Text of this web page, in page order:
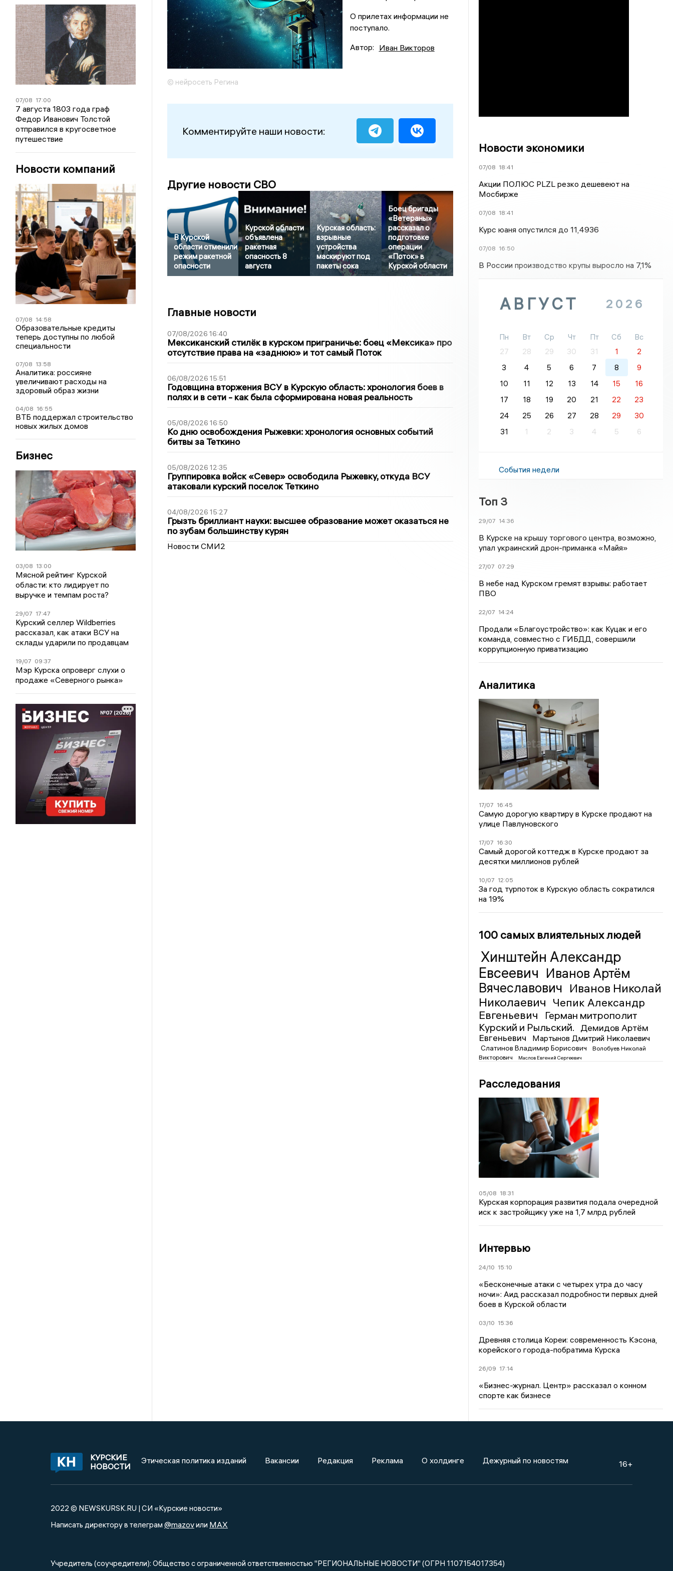
07/08 17:00
7 августа 1803 года граф
Федор Иванович Толстой
отправился в кругосветное
путешествие
Новости компаний
07/08 14:58
Образовательные кредиты
теперь доступны по любой
специальности
07/08 13:58
Аналитика: россияне
увеличивают расходы на
здоровый образ жизни
04/08 16:55
ВТБ поддержал строительство
новых жилых домов
Бизнес
03/08 13:00
Мясной рейтинг Курской
области: кто лидирует по
выручке и темпам роста?
29/07 17:47
Курский селлер Wildberries
рассказал, как атаки ВСУ на
склады ударили по продавцам
19/07 09:37
Мэр Курска опроверг слухи о
продаже «Северного рынка»
© нейросеть Регина
О прилетах информации не
поступало.
Автор: Иван Викторов
Комментируйте наши новости:
Другие новости СВО
В Курской
области отменили
режим ракетной
опасности
Курской области
объявлена
ракетная
опасность 8
августа
Курская область:
взрывные
устройства
маскируют под
пакеты сока
Боец бригады
«Ветераны»
рассказал о
подготовке
операции
«Поток» в
Курской области
Главные новости
07/08/2026 16:40
Мексиканский стилёк в курском приграничье: боец «Мексика» про
отсутствие права на «заднюю» и тот самый Поток
06/08/2026 15:51
Годовщина вторжения ВСУ в Курскую область: хронология боев в
полях и в сети - как была сформирована новая реальность
05/08/2026 16:50
Ко дню освобождения Рыжевки: хронология основных событий
битвы за Теткино
05/08/2026 12:35
Группировка войск «Север» освободила Рыжевку, откуда ВСУ
атаковали курский поселок Теткино
04/08/2026 15:27
Грызть бриллиант науки: высшее образование может оказаться не
по зубам большинству курян
Новости СМИ2
Новости экономики
07/08 18:41
Акции ПОЛЮС PLZL резко дешевеют на
Мосбирже
07/08 18:41
Курс юаня опустился до 11,4936
07/08 16:50
В России производство крупы выросло на 7,1%
АВГУСТ 2026
Пн Вт Ср Чт Пт Сб
Вс
27
28 29 30 31 1
2
3
4 5 6 7 8
9
10
11 12 13 14 15
16
17
18 19 20 21 22
23
24
25 26 27 28 29
30
31
1 2 3 4 5 6
События недели
Топ 3
29/07 14:36
В Курске на крышу торгового центра, возможно,
упал украинский дрон-приманка «Майя»
27/07 07:29
В небе над Курском гремят взрывы: работает
ПВО
22/07 14:24
Продали «Благоустройство»: как Куцак и его
команда, совместно с ГИБДД, совершили
коррупционную приватизацию
Аналитика
17/07 16:45
Самую дорогую квартиру в Курске продают на
улице Павлуновского
17/07 16:30
Самый дорогой коттедж в Курске продают за
десятки миллионов рублей
10/07 12:05
За год турпоток в Курскую область сократился
на 19%
100 самых влиятельных людей
Хинштейн Александр
Евсеевич Иванов Артём
Вячеславович Иванов Николай
Николаевич Чепик Александр
Евгеньевич
Герман митрополит
Курский и Рыльский.
Демидов Артём
Евгеньевич
Мартынов Дмитрий Николаевич
Слатинов Владимир Борисович
Волобуев Николай
Викторович
Маслов Евгений Сергеевич
Расследования
05/08 18:31
Курская корпорация развития подала очередной
иск к застройщику уже на 1,7 млрд рублей
Интервью
24/10 15:10
«Бесконечные атаки с четырех утра до часу
ночи»: Аид рассказал подробности первых дней
боев в Курской области
03/10 15:36
Древняя столица Кореи: современность Кэсона,
корейского города-побратима Курска
26/09 17:14
«Бизнес-журнал. Центр» рассказал о конном
спорте как бизнесе
КУРСКИЕ
НОВОСТИ
Этическая политика изданий Вакансии Редакция Реклама О холдинге Дежурный по новостям 16+
2022 © NEWSKURSK.RU | СИ «Курские новости»
Написать директору в телеграм @mazovили MAX
Учредитель (соучредители): Общество с ограниченной ответственностью "РЕГИОНАЛЬНЫЕ НОВОСТИ" (ОГРН 1107154017354)